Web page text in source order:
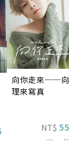
向你走來──向
理來寫真
NT$